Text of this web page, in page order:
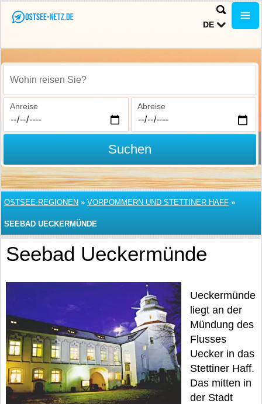
DE
Wohin reisen Sie?
Anreise Abreise
Suchen
OSTSEE-REGIONEN » VORPOMMERN UND STETTINER HAFF »
SEEBAD UECKERMÜNDE
Seebad Ueckermünde
Ueckermünde
liegt an der
Mündung des
Flusses
Uecker in das
Stettiner Haff.
Das mitten in
der Stadt